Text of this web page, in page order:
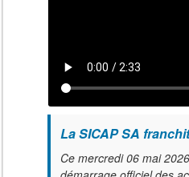
La SICAP SA
Ce mercredi 06 mai